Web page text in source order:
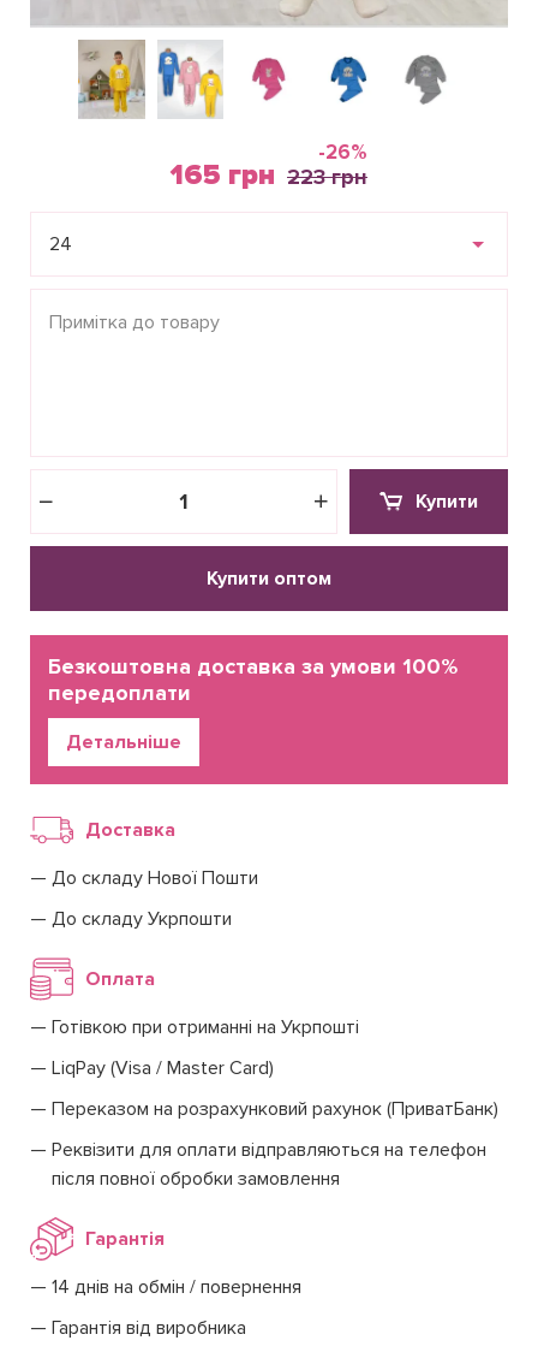
-26%
223 грн
165 грн
24
Купити
Купити оптом
Детальніше
Безкоштовна доставка за умови 100%
передоплати
Доставка
До складу Нової Пошти
До складу Укрпошти
Оплата
Готівкою при отриманні на Укрпошті
LiqPay (Visa / Master Card)
Переказом на розрахунковий рахунок (ПриватБанк)
Реквізити для оплати відправляються на телефон
після повної обробки замовлення
Гарантія
14 днів на обмін / повернення
Гарантія від виробника